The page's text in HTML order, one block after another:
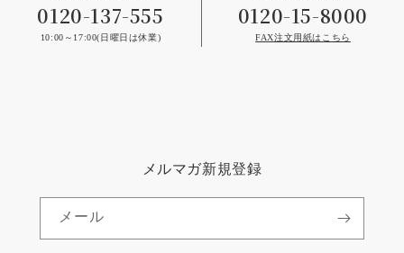
0120-137-555
10:00～17:00(日曜日は休業)
0120-15-8000
FAX注文用紙はこちら
メルマガ新規登録
メール